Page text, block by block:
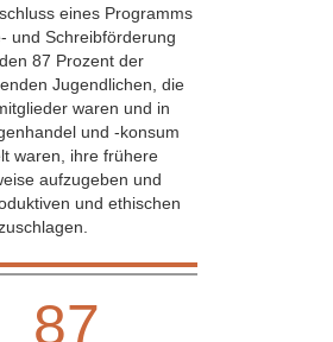
eines Programms
und Schreibförderung
87 Prozent der
Jugendlichen, die
waren und in
und -konsum
waren, ihre frühere
aufzugeben und
und ethischen
87